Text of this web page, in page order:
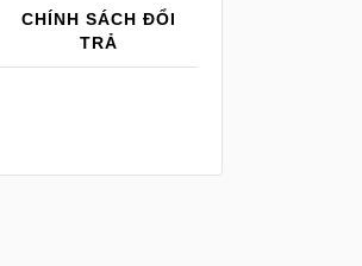
CHÍNH SÁCH ĐỔI
TRẢ